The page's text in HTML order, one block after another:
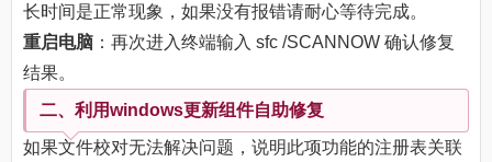
长时间是正常现象，如果没有报错请耐心等待完成。
重启电脑 ：再次进入终端输入 sfc /SCANNOW 确认修复
结果。
二、利用windows更新组件自助修复
如果文件校对无法解决问题，说明此项功能的注册表关联